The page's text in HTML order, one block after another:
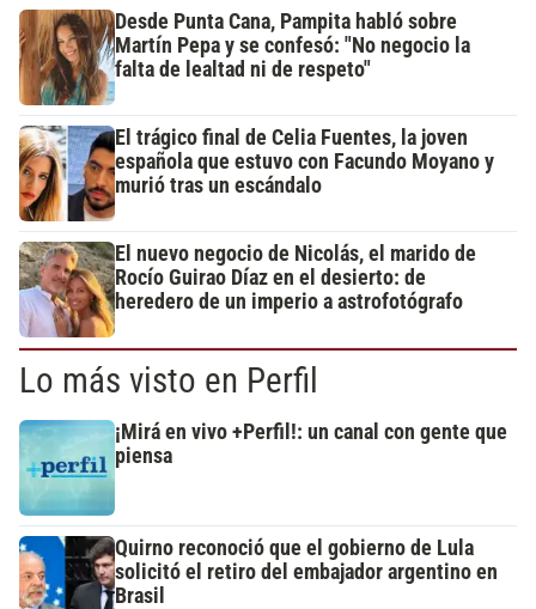
Desde Punta Cana, Pampita habló sobre
Martín Pepa y se confesó: "No negocio la
falta de lealtad ni de respeto"
El trágico final de Celia Fuentes, la joven
española que estuvo con Facundo Moyano y
murió tras un escándalo
El nuevo negocio de Nicolás, el marido de
Rocío Guirao Díaz en el desierto: de
heredero de un imperio a astrofotógrafo
Lo más visto en Perfil
¡Mirá en vivo +Perfil!: un canal con gente que
piensa
Quirno reconoció que el gobierno de Lula
solicitó el retiro del embajador argentino en
Brasil